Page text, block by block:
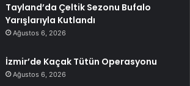
Tayland’da Çeltik Sezonu Bufalo
Yarışlarıyla Kutlandı
Ağustos 6, 2026
İzmir’de Kaçak Tütün Operasyonu
Ağustos 6, 2026